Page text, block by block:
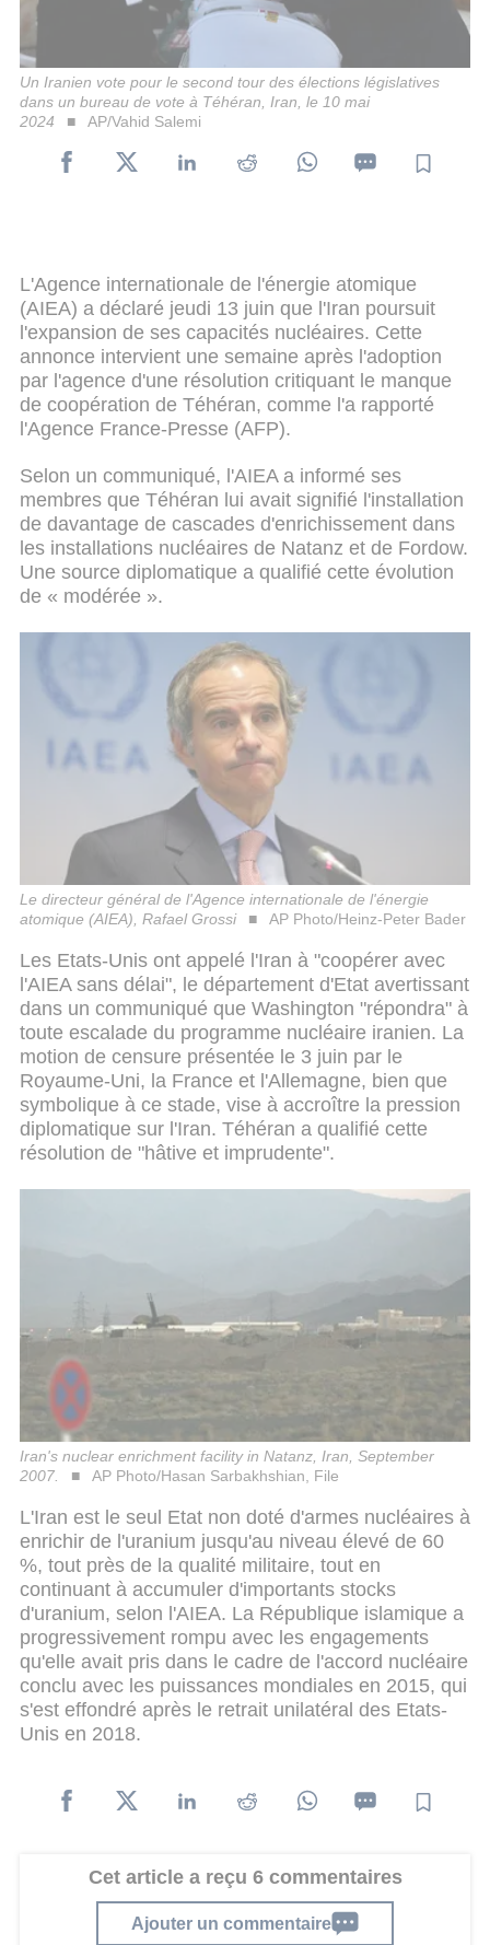
Un Iranien vote pour le second tour des élections législatives
dans un bureau de vote à Téhéran, Iran, le 10 mai
2024
AP/Vahid Salemi
L'Agence internationale de l'énergie atomique
(AIEA) a déclaré jeudi 13 juin que l'Iran poursuit
l'expansion de ses capacités nucléaires. Cette
annonce intervient une semaine après l'adoption
par l'agence d'une résolution critiquant le manque
de coopération de Téhéran, comme l'a rapporté
l'Agence France-Presse (AFP).
Selon un communiqué, l'AIEA a informé ses
membres que Téhéran lui avait signifié l'installation
de davantage de cascades d'enrichissement dans
les installations nucléaires de Natanz et de Fordow.
Une source diplomatique a qualifié cette évolution
de « modérée ».
Le directeur général de l'Agence internationale de l'énergie
atomique (AIEA), Rafael Grossi
AP Photo/Heinz-Peter Bader
Les Etats-Unis ont appelé l'Iran à "coopérer avec
l'AIEA sans délai", le département d'Etat avertissant
dans un communiqué que Washington "répondra" à
toute escalade du programme nucléaire iranien. La
motion de censure présentée le 3 juin par le
Royaume-Uni, la France et l'Allemagne, bien que
symbolique à ce stade, vise à accroître la pression
diplomatique sur l'Iran. Téhéran a qualifié cette
résolution de "hâtive et imprudente".
Iran's nuclear enrichment facility in Natanz, Iran, September
2007.
AP Photo/Hasan Sarbakhshian, File
L'Iran est le seul Etat non doté d'armes nucléaires à
enrichir de l'uranium jusqu'au niveau élevé de 60
%, tout près de la qualité militaire, tout en
continuant à accumuler d'importants stocks
d'uranium, selon l'AIEA. La République islamique a
progressivement rompu avec les engagements
qu'elle avait pris dans le cadre de l'accord nucléaire
conclu avec les puissances mondiales en 2015, qui
s'est effondré après le retrait unilatéral des Etats-
Unis en 2018.
Cet article a reçu 6 commentaires
Ajouter un commentaire